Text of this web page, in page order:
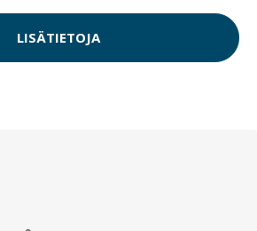
LISÄTIETOJA